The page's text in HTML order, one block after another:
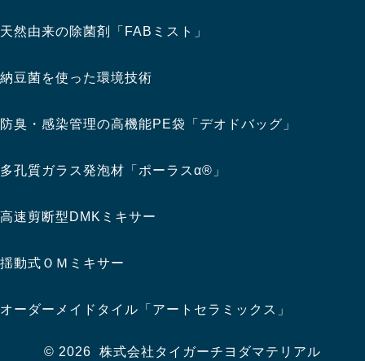
天然由来の除菌剤「FABミスト」
納豆菌を使った環境技術
防臭・感染管理の高機能PE袋「デオドバッグ」
多孔質ガラス発泡材「ポーラスα®」
高速剪断型DMKミキサー
揺動式ＯＭミキサー
オーダーメイドタイル「アートセラミックス」
© 2026 株式会社タイガーチヨダマテリアル